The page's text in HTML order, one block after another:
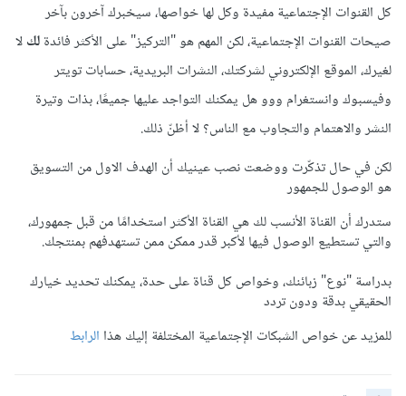
كل القنوات الإجتماعية مفيدة وكل لها خواصها، سيخبرك آخرون بآخر
صيحات القنوات الإجتماعية، لكن المهم هو "التركيز" على الأكثر فائدةلكلا
لغيرك، الموقع الإلكتروني لشركتك، النشرات البريدية، حسابات تويتر
وفيسبوك وانستغرام ووو هل يمكنك التواجد عليها جميعًا، بذات وتيرة
النشر والاهتمام والتجاوب مع الناس؟ لا أظنّ ذلك.
لكن في حال تذكّرت ووضعت نصب عينيك أن الهدف الاول من التسويق
هو الوصول للجمهور
ستدرك أن القناة الأنسب لك هي القناة الأكثر استخدامًا من قبل جمهورك،
والتي تستطيع الوصول فيها ﻷكبر قدر ممكن ممن تستهدفهم بمنتجك.
بدراسة "نوع" زبائنك، وخواص كل قناة على حدة، يمكنك تحديد خيارك
الحقيقي بدقة ودون تردد
للمزيد عن خواص الشبكات الإجتماعية المختلفة إليك هذا الرابط